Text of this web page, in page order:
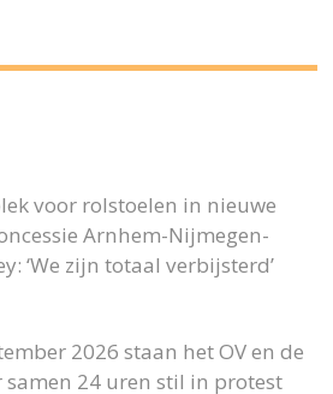
voor rolstoelen in nieuwe
Arnhem-Nijmegen-
‘We zijn totaal verbijsterd’
2026 staan het OV en de
samen 24 uren stil in protest